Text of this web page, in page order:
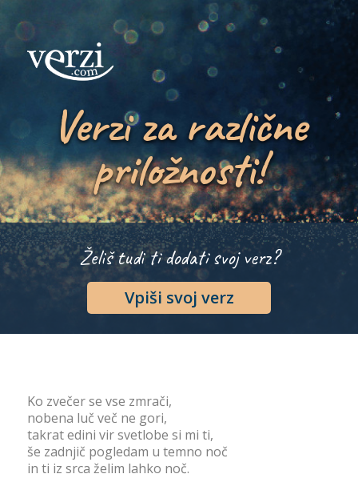
Verzi za različne
priložnosti!
Želiš tudi ti dodati svoj verz?
Vpiši svoj verz
Ko zvečer se vse zmrači,
nobena luč več ne gori,
takrat edini vir svetlobe si mi ti,
še zadnjič pogledam u temno noč
in ti iz srca želim lahko noč.